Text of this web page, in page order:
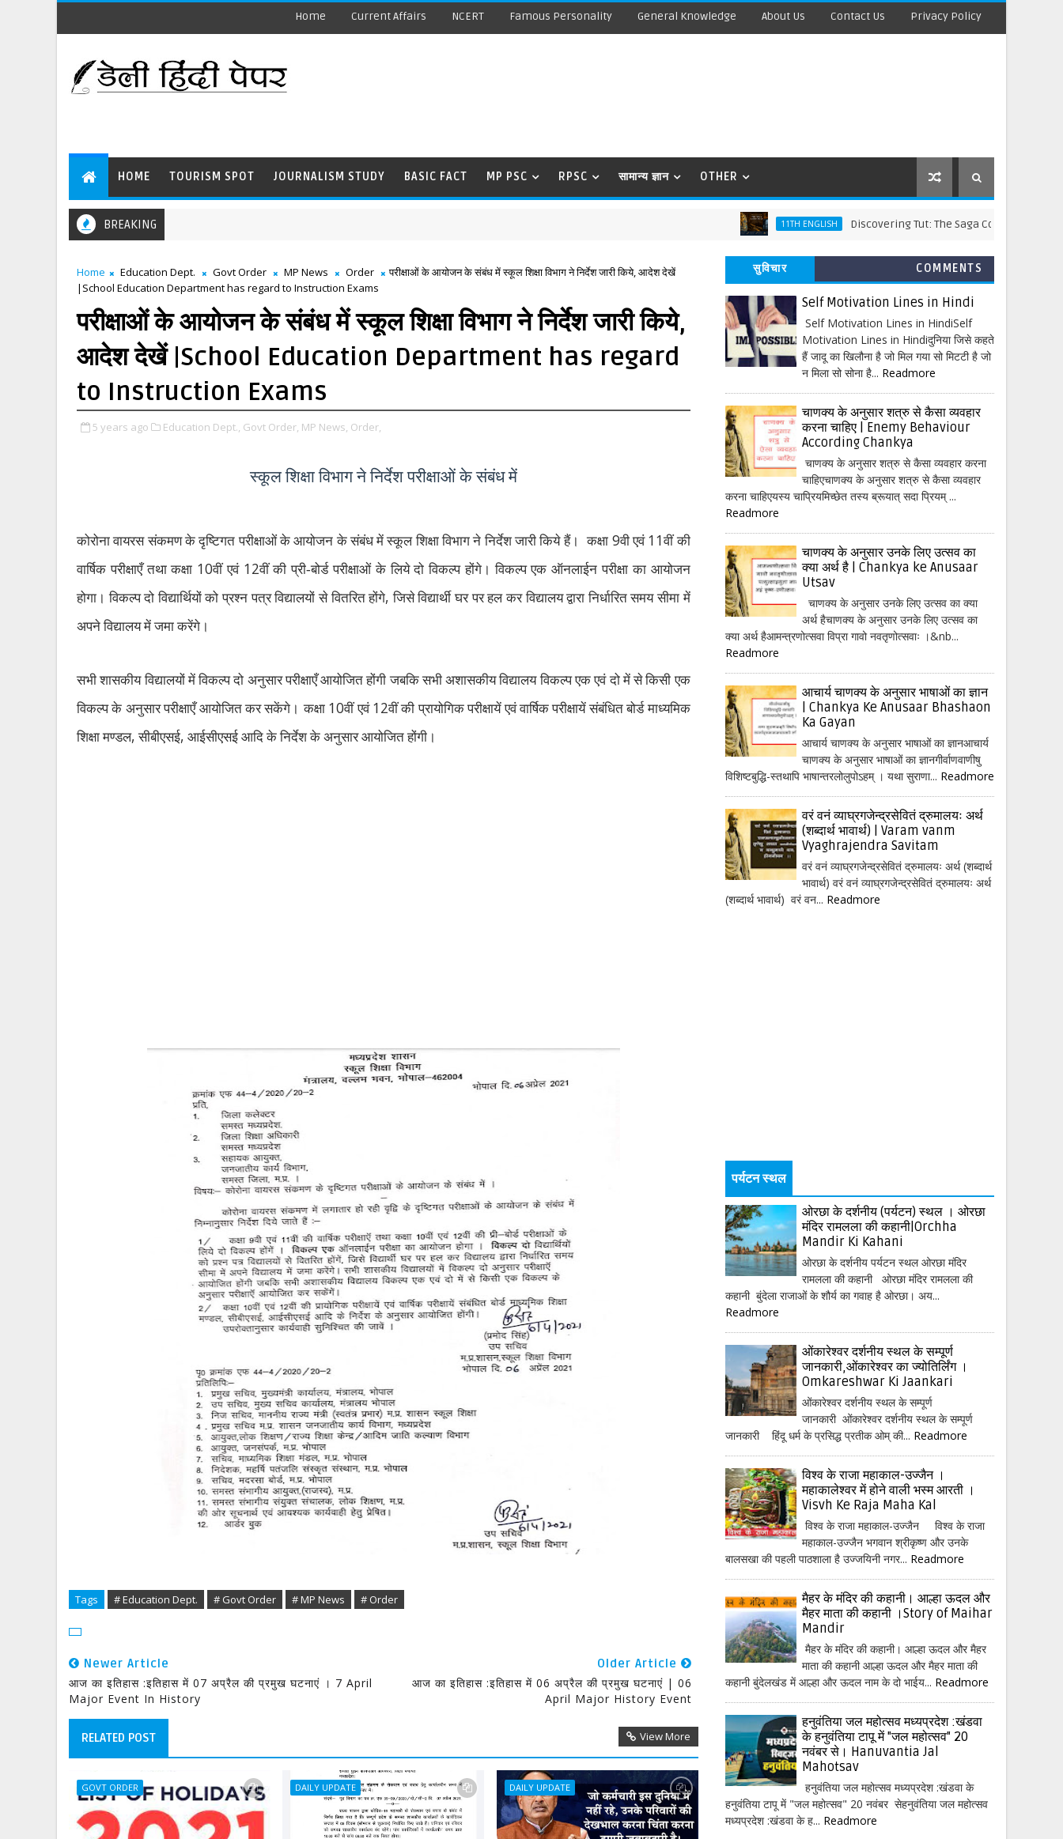
Home Current Affairs NCERT Famous Personality General Knowledge About Us Contact Us Privacy Policy
HOME TOURISM SPOT JOURNALISM STUDY BASIC FACT MP PSC RPSC सामान्य ज्ञान OTHER
BREAKING 11TH ENGLISH Discovering Tut: The Saga Continues Words
Home Education Dept. Govt Order MP News Order
परीक्षाओं के आयोजन के संबंध में स्कूल शिक्षा विभाग ने निर्देश जारी किये, आदेश देखें
|School Education Department has regard to Instruction Exams
परीक्षाओं के आयोजन के संबंध में स्कूल शिक्षा विभाग ने निर्देश जारी किये,
आदेश देखें |School Education Department has regard
to Instruction Exams
5 years ago Education Dept., Govt Order, MP News, Order,
स्कूल शिक्षा विभाग ने निर्देश परीक्षाओं के संबंध में
कोरोना वायरस संकमण के दृष्टिगत परीक्षाओं के आयोजन के संबंध में स्कूल शिक्षा विभाग ने निर्देश जारी किये हैं। कक्षा 9वी एवं 11वीं की
वार्षिक परीक्षाएँ तथा कक्षा 10वीं एवं 12वीं की प्री-बोर्ड परीक्षाओं के लिये दो विकल्प होंगे। विकल्प एक ऑनलाईन परीक्षा का आयोजन
होगा। विकल्प दो विद्यार्थियों को प्रश्न पत्र विद्यालयों से वितरित होंगे,जिसे विद्यार्थी घर पर हल कर विद्यालय द्वारा निर्धारित समय सीमा में
अपने विद्यालय में जमा करेंगे।
सभी शासकीय विद्यालयों में विकल्प दो अनुसार परीक्षाएँ आयोजित होंगी जबकि सभी अशासकीय विद्यालय विकल्प एक एवं दो में से किसी एक
विकल्प के अनुसार परीक्षाएँ आयोजित कर सकेंगे। कक्षा 10वीं एवं 12वीं की प्रायोगिक परीक्षायें एवं वार्षिक परीक्षायें संबंधित बोर्ड माध्यमिक
शिक्षा मण्डल,सीबीएसई, आईसीएसई आदि के निर्देश के अनुसार आयोजित होंगी।
Tags # Education Dept. # Govt Order # MP News # Order
Newer Article
आज का इतिहास :इतिहास में 07 अप्रैल की प्रमुख घटनाएं । 7 April
Major Event In History
Older Article
आज का इतिहास :इतिहास में 06 अप्रैल की प्रमुख घटनाएं | 06
April Major History Event
RELATED POST View More
GOVT ORDER DAILY UPDATE DAILY UPDATE
सुविचार COMMENTS
Self Motivation Lines in Hindi
Self Motivation Lines in HindiSelf
Motivation Lines in Hindiदुनिया जिसे कहते
हैं जादू का खिलौना है जो मिल गया सो मिटटी है जो
न मिला सो सोना है... Readmore
चाणक्य के अनुसार शत्रु से कैसा व्यवहार
करना चाहिए | Enemy Behaviour
According Chankya
चाणक्य के अनुसार शत्रु से कैसा व्यवहार करना
चाहिएचाणक्य के अनुसार शत्रु से कैसा व्यवहार
करना चाहिएयस्य चाप्रियमिच्छेत तस्य ब्रूयात् सदा प्रियम् ...
Readmore
चाणक्य के अनुसार उनके लिए उत्सव का
क्या अर्थ है | Chankya ke Anusaar
Utsav
चाणक्य के अनुसार उनके लिए उत्सव का क्या
अर्थ हैचाणक्य के अनुसार उनके लिए उत्सव का
क्या अर्थ हैआमन्त्रणोत्सवा विप्रा गावो नवतृणोत्सवाः ।&nb...
Readmore
आचार्य चाणक्य के अनुसार भाषाओं का ज्ञान
| Chankya Ke Anusaar Bhashaon
Ka Gayan
आचार्य चाणक्य के अनुसार भाषाओं का ज्ञानआचार्य
चाणक्य के अनुसार भाषाओं का ज्ञानगीर्वाणवाणीषु
विशिष्टबुद्धि-स्तथापि भाषान्तरलोलुपोऽहम् । यथा सुराणा... Readmore
वरं वनं व्याघ्रगजेन्द्रसेवितं द्रुमालयः अर्थ
(शब्दार्थ भावार्थ) | Varam vanm
Vyaghrajendra Savitam
वरं वनं व्याघ्रगजेन्द्रसेवितं द्रुमालयः अर्थ (शब्दार्थ
भावार्थ) वरं वनं व्याघ्रगजेन्द्रसेवितं द्रुमालयः अर्थ
(शब्दार्थ भावार्थ) वरं वन... Readmore
पर्यटन स्थल
ओरछा के दर्शनीय (पर्यटन) स्थल । ओरछा
मंदिर रामलला की कहानी|Orchha
Mandir Ki Kahani
ओरछा के दर्शनीय पर्यटन स्थल ओरछा मंदिर
रामलला की कहानी ओरछा मंदिर रामलला की
कहानी बुंदेला राजाओं के शौर्य का गवाह है ओरछा। अय...
Readmore
ओंकारेश्वर दर्शनीय स्थल के सम्पूर्ण
जानकारी,ओंकारेश्वर का ज्योतिर्लिंग ।
Omkareshwar Ki Jaankari
ओंकारेश्वर दर्शनीय स्थल के सम्पूर्ण
जानकारी ओंकारेश्वर दर्शनीय स्थल के सम्पूर्ण
जानकारी हिंदू धर्म के प्रसिद्ध प्रतीक ओम् की... Readmore
विश्व के राजा महाकाल-उज्जैन ।
महाकालेश्वर में होने वाली भस्म आरती ।
Visvh Ke Raja Maha Kal
विश्व के राजा महाकाल-उज्जैन विश्व के राजा
महाकाल-उज्जैन भगवान श्रीकृष्ण और उनके
बालसखा की पहली पाठशाला है उज्जयिनी नगर... Readmore
मैहर के मंदिर की कहानी। आल्हा ऊदल और
मैहर माता की कहानी ।Story of Maihar
Mandir
मैहर के मंदिर की कहानी। आल्हा ऊदल और मैहर
माता की कहानी आल्हा ऊदल और मैहर माता की
कहानी बुंदेलखंड में आल्हा और ऊदल नाम के दो भाईय... Readmore
हनुवंतिया जल महोत्सव मध्यप्रदेश :खंडवा
के हनुवंतिया टापू में "जल महोत्सव" 20
नवंबर से। Hanuvantia Jal
Mahotsav
हनुवंतिया जल महोत्सव मध्यप्रदेश :खंडवा के
हनुवंतिया टापू में "जल महोत्सव" 20 नवंबर सेहनुवंतिया जल महोत्सव
मध्यप्रदेश :खंडवा के ह... Readmore